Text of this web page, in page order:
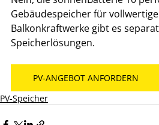
Gebäudespeicher für
Balkonkraftwerke gibt es
Speicherlösungen.
PV-ANGEBOT ANFORDERN
PV-Speicher